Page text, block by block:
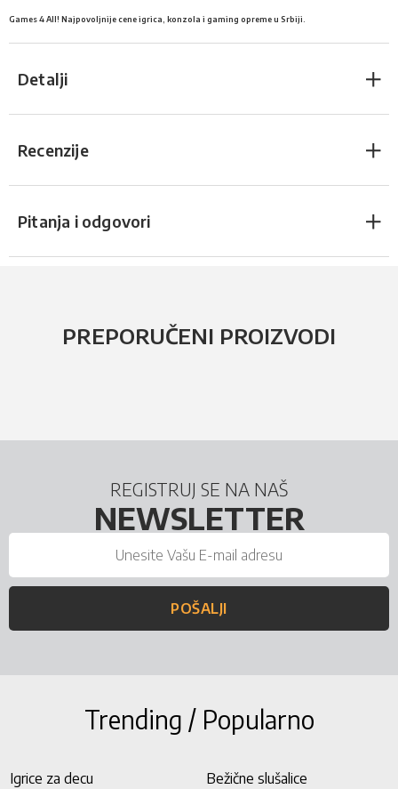
Games 4 All! Najpovoljnije cene igrica, konzola i gaming opreme u Srbiji.
Detalji
Recenzije
Pitanja i odgovori
PREPORUČENI PROIZVODI
REGISTRUJ SE NA NAŠ
NEWSLETTER
POŠALJI
Trending / Popularno
Igrice za decu
Bežične slušalice